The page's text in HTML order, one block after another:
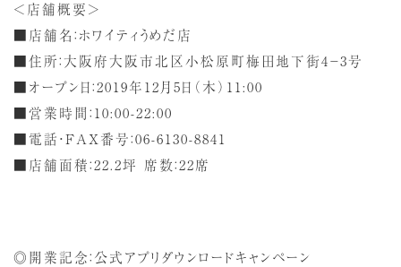
＜店舗概要＞
■店舗名：ホワイティうめだ店
■住所：大阪府大阪市北区小松原町梅田地下街4－3号
■オープン日：2019年12月5日（木）11:00
■営業時間：10:00-22:00
■電話・FAX番号：06-6130-8841
■店舗面積：22.2坪 席数：22席
◎開業記念：公式アプリダウンロードキャンペーン